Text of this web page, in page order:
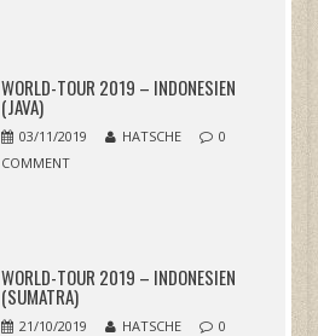
WORLD-TOUR 2019 – INDONESIEN
(JAVA)
03/11/2019 HATSCHE
0
COMMENT
WORLD-TOUR 2019 – INDONESIEN
(SUMATRA)
21/10/2019 HATSCHE
0